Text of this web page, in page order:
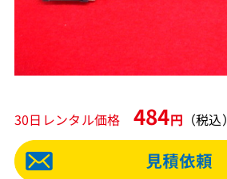
30日レンタル価格 484円 （税込）